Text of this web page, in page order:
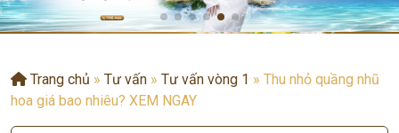
Trang chủ » Tư vấn » Tư vấn vòng 1 » Thu nhỏ quầng nhũ
hoa giá bao nhiêu? XEM NGAY